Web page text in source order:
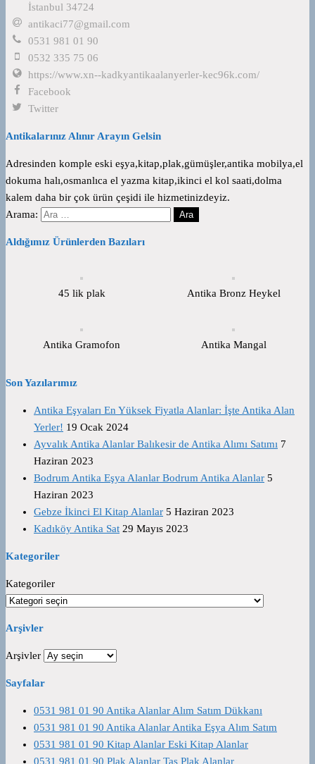
İstanbul 34724
antikaci77@gmail.com
0531 981 01 90
0532 335 75 06
https://www.xn--kadkyantikaalanyerler-kec96k.com/
Facebook
Twitter
Antikalarınız Alınır Arayın Gelsin
Adresinden komple eski eşya,kitap,plak,gümüşler,antika mobilya,el
dokuma halı,osmanlıca el yazma kitap,ikinci el kol saati,dolma
kalem daha bir çok ürün çeşidi ile hizmetinizdeyiz.
Arama:
Aldığımız Ürünlerden Bazıları
45 lik plak Antika Bronz Heykel
Antika Gramofon Antika Mangal
Son Yazılarımız
Antika Eşyaları En Yüksek Fiyatla Alanlar: İşte Antika Alan
Yerler! 19 Ocak 2024
Ayvalık Antika Alanlar Balıkesir de Antika Alımı Satımı 7
Haziran 2023
Bodrum Antika Eşya Alanlar Bodrum Antika Alanlar 5
Haziran 2023
Gebze İkinci El Kitap Alanlar 5 Haziran 2023
Kadıköy Antika Sat 29 Mayıs 2023
Kategoriler
Kategoriler
Arşivler
Arşivler
Sayfalar
0531 981 01 90 Antika Alanlar Alım Satım Dükkanı
0531 981 01 90 Antika Alanlar Antika Eşya Alım Satım
0531 981 01 90 Kitap Alanlar Eski Kitap Alanlar
0531 981 01 90 Plak Alanlar Taş Plak Alanlar